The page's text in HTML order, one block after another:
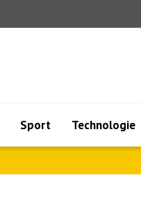
Sport Technologie